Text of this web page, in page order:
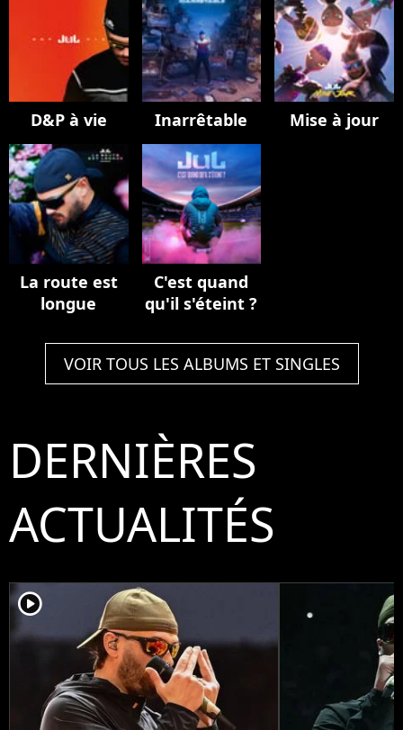
D&P à vie Inarrêtable Mise à jour
La route est
longue
C'est quand
qu'il s'éteint ?
VOIR TOUS LES ALBUMS ET SINGLES
DERNIÈRES
ACTUALITÉS
player2